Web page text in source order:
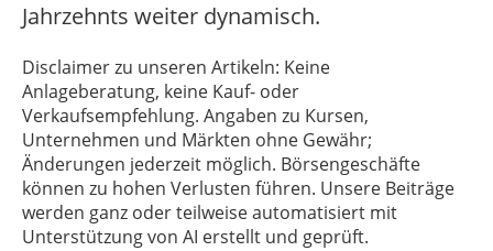
Jahrzehnts weiter dynamisch.
Disclaimer zu unseren Artikeln: Keine
Anlageberatung, keine Kauf- oder
Verkaufsempfehlung. Angaben zu Kursen,
Unternehmen und Märkten ohne Gewähr;
Änderungen jederzeit möglich. Börsengeschäfte
können zu hohen Verlusten führen. Unsere Beiträge
werden ganz oder teilweise automatisiert mit
Unterstützung von AI erstellt und geprüft.